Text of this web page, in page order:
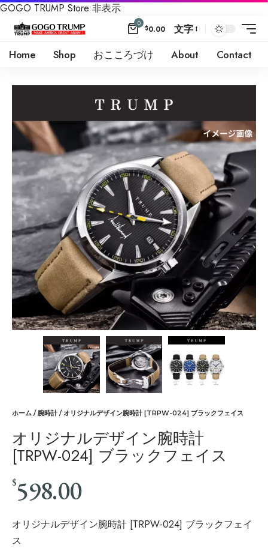
GOGO TRUMP Store 非表示
0
$0.00 文字
Home Shop おこころづけ About Contact
ホーム / 腕時計 / オリジナルデザイン腕時計 [TRPW-024] ブラックフェイス
オリジナルデザイン腕時計
[TRPW-024] ブラックフェイス
$598.00
オリジナルデザイン腕時計 [TRPW-024] ブラックフェイ
ス